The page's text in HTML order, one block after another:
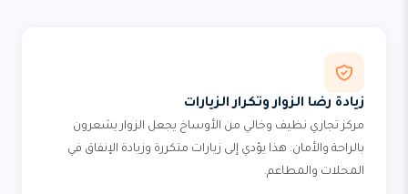
زيادة رضا الزوار وتكرار الزيارات
مركز تجاري نظيف وخالي من الأوساخ يجعل الزوار يشعرون
بالراحة والأمان. هذا يؤدي إلى زيارات متكررة وزيادة الإنفاق في
المحلات والمطاعم.